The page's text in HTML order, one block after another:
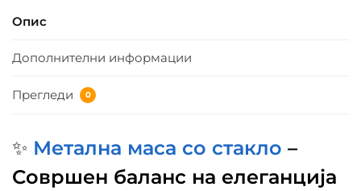
Опис
Дополнителни информации
Прегледи 0
✨ Метална маса со стакло –
Совршен баланс на елеганција